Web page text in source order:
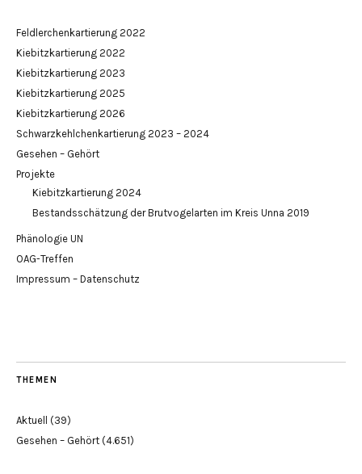
Feldlerchenkartierung 2022
Kiebitzkartierung 2022
Kiebitzkartierung 2023
Kiebitzkartierung 2025
Kiebitzkartierung 2026
Schwarzkehlchenkartierung 2023 – 2024
Gesehen – Gehört
Projekte
Kiebitzkartierung 2024
Bestandsschätzung der Brutvogelarten im Kreis Unna 2019
Phänologie UN
OAG-Treffen
Impressum – Datenschutz
THEMEN
Aktuell (39)
Gesehen – Gehört (4.651)